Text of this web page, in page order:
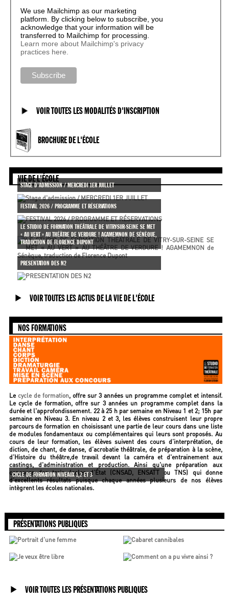
We use Mailchimp as our marketing
platform. By clicking below to subscribe, you
acknowledge that your information will be
transferred to Mailchimp for processing.
Learn more about Mailchimp's privacy
practices here.
VOIR TOUTES LES MODALITÉS D'INSCRIPTION
BROCHURE DE L'ÉCOLE
VIE DE L'ÉCOLE
STAGE D'ADMISSION / MERCREDI 1ER JUILLET
FESTIVAL 2026 / PROGRAMME ET RÉSERVATIONS
LE STUDIO DE FORMATION THÉÂTRALE DE VITRY-SUR-SEINE SE MET
« AU VERT » AU THÉÂTRE DE VERDURE ! AGAMEMNON DE SÉNÈQUE,
TRADUCTION DE FLORENCE DUPONT
PRESENTATION DES N2
VOIR TOUTES LES ACTUS DE LA VIE DE L'ÉCOLE
NOS FORMATIONS
CYCLE DE FORMATION NIVEAUX 1,2 ET 3
Le cycle de formation, offre sur 3 années un programme complet et intensif.
Le cycle de formation, offre sur 3 années un programme complet dans la
durée et l'approfondissement. 22 à 25 h par semaine en Niveau 1 et 2; 15h par
semaine en Niveau 3. En niveau 2 et 3, les élèves construisent leur propre
parcours de formation en choisissant une partie de leur cours dans une liste
de modules fondamentaux ou complémentaires qui leurs sont proposés. Au
cours de leur formation, les élèves suivent des cours d’interprétation, de
diction, de chant, de danse, d’acrobatie théâtrale, de préparation à la scène,
d’Histoire du théâtre,de travail devant la caméra et d'entrainement aux
castings, d'administration et production. Ainsi qu'une préparation aux
concours des trois écoles d’État (CNSAD, ENSATT ou TNS) qui donne
d’excellents résultats puisque chaque années plusieurs de nos élèves
intègrent les écoles nationales.
PRÉSENTATIONS PUBLIQUES
VOIR TOUTES LES PRÉSENTATIONS PUBLIQUES